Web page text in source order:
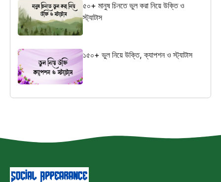
৫০+ মানুষ চিনতে ভুল করা নিয়ে উক্তি ও
স্ট্যাটাস
১৫০+ ভুল নিয়ে উক্তি, ক্যাপশন ও স্ট্যাটাস